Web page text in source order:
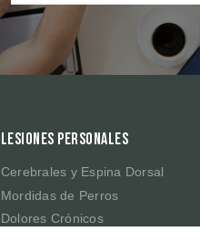
Lesiones Personales
Cerebrales y Espina Dorsal
Mordidas de Perros
Dolores Crónicos